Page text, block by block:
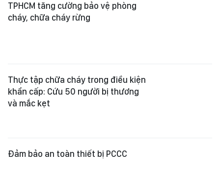
TPHCM tăng cường bảo vệ phòng
cháy, chữa cháy rừng
Thực tập chữa cháy trong điều kiện
khẩn cấp: Cứu 50 người bị thương
và mắc kẹt
Đảm bảo an toàn thiết bị PCCC